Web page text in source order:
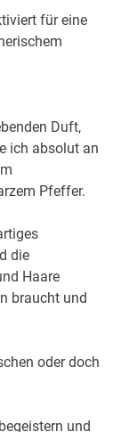
für eine
Duft,
ich absolut an
Pfeffer.
die
Haare
braucht und
oder doch
und